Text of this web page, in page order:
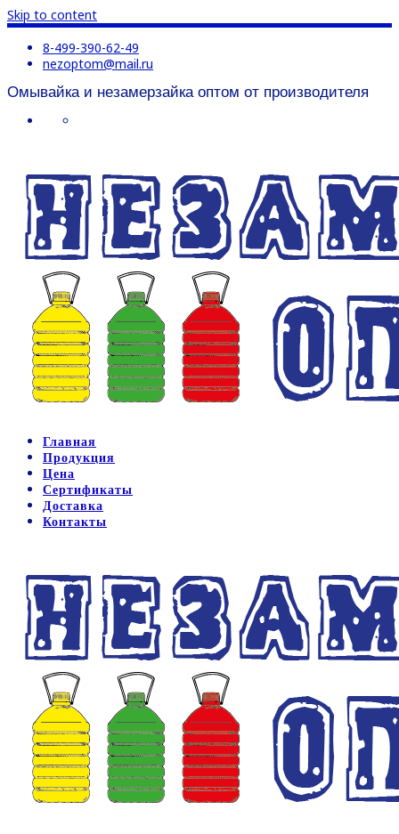
Skip to content
8-499-390-62-49
nezoptom@mail.ru
Омывайка и незамерзайка оптом от производителя
Главная
Продукция
Цена
Сертификаты
Доставка
Контакты